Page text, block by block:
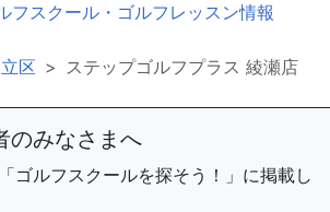
フスクール・ゴルフレッスン情報
区 ステップゴルフプラス 綾瀬店
のみなさまへ
ゴルフスクールを探そう！」に掲載し